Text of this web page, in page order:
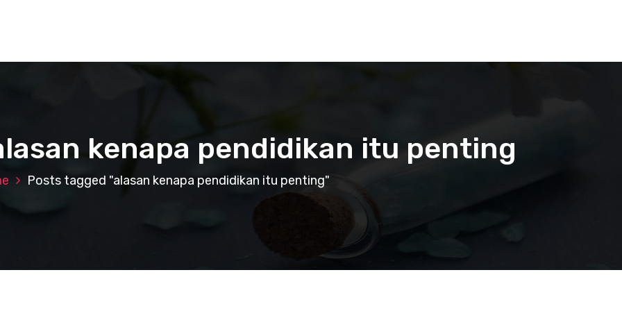
kenapa pendidikan itu penting
Posts tagged "alasan kenapa pendidikan itu penting"